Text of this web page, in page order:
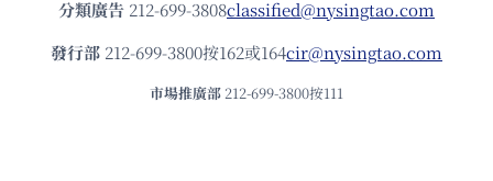
分類廣告 212-699-3808classified@nysingtao.com
發⾏部 212-699-3800按162或164cir@nysingtao.com
市場推廣部 212-699-3800按111